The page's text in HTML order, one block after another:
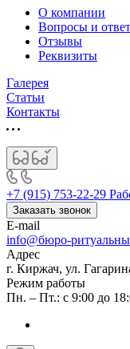
О компании
Вопросы и
Отзывы
Реквизиты
Галерея
Статьи
Контакты
+7 (915) 753-22-29
Заказать звонок
E-mail
info@бюро-
Адрес
г. Киржач, ул.
Режим работы
Пн. – Пт.: с 9:00 до